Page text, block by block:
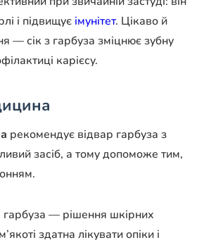
і підвищує імунітет. Цікаво й
— сік з гарбуза зміцнює зубну
карієсу.
рекомендує відвар гарбуза з
засіб, а тому допоможе тим,
— рішення шкірних
здатна лікувати опіки і